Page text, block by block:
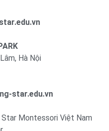
Hà Nội
star.edu.vn
Star Montessori Việt Nam